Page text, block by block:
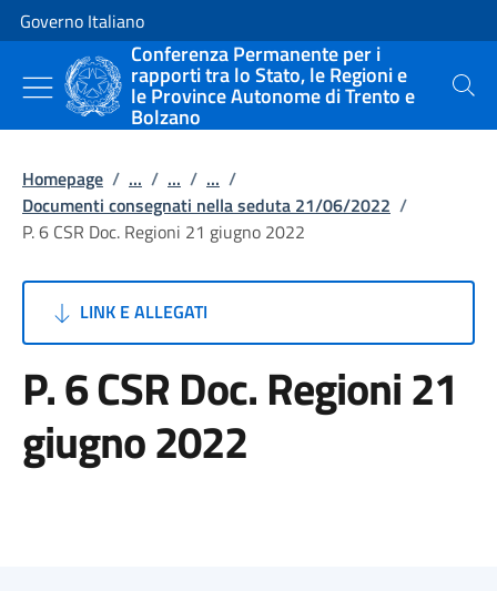
Vai al contenuto
Vai alla navigazione del sito
Governo Italiano
Conferenza Permanente per i
rapporti tra lo Stato, le Regioni e
le Province Autonome di Trento e
Bolzano
Cerca
Homepage / ... / ... / ... /
Documenti consegnati nella seduta 21/06/2022 /
P. 6 CSR Doc. Regioni 21 giugno 2022
LINK E ALLEGATI
P. 6 CSR Doc. Regioni 21
giugno 2022